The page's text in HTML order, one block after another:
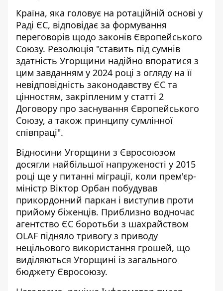
Країна, яка головує на ротаційній основі у
Раді ЄС, відповідає за формування
переговорів щодо законів Європейського
Союзу. Резолюція "ставить під сумнів
здатність Угорщини надійно впоратися з
цим завданням у 2024 році з огляду на її
невідповідність законодавству ЄС та
цінностям, закріпленим у статті 2
Договору про заснування Європейського
Союзу, а також принципу сумлінної
співпраці".
Відносини Угорщини з Євросоюзом
досягли найбільшої напруженості у 2015
році ще у питанні міграції, коли прем'єр-
міністр Віктор Орбан побудував
прикордонний паркан і виступив проти
прийому біженців. Приблизно водночас
агентство ЄС боротьби з шахрайством
OLAF підняло тривогу з приводу
нецільового використання грошей, що
виділяються Угорщині із загального
бюджету Євросоюзу.